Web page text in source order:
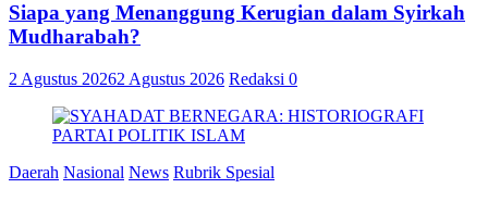
Siapa yang Menanggung Kerugian dalam Syirkah
Mudharabah?
2 Agustus 20262 Agustus 2026 Redaksi 0
Daerah Nasional News Rubrik Spesial